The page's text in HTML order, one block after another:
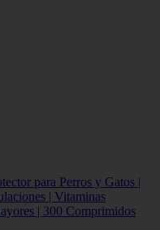
para Perros y Gatos |
| Vitaminas
| 300 Comprimidos